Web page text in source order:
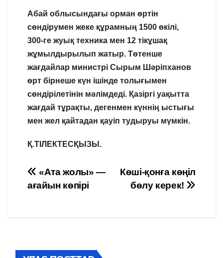
Абай облысындағы орман өртін
сөндірумен жеке құрамның 1500 өкілі,
300-ге жуық техника мен 12 тікұшақ
жұмылдырылып жатыр. Төтенше
жағдайлар министрі Сырым Шәріпханов
өрт бірнеше күн ішінде толығымен
сөндірілетінін мәлімдеді. Қазіргі уақытта
жағдай тұрақты, дегенмен күннің ыстығы
мен жел қайтадан қауіп тудыруы мүмкін.
Қ.ТІЛЕКТЕСҚЫЗЫ.
Навигация
Көші-қонға көңіл
бөлу керек!
«Ата жолы» —
ағайын көпірі